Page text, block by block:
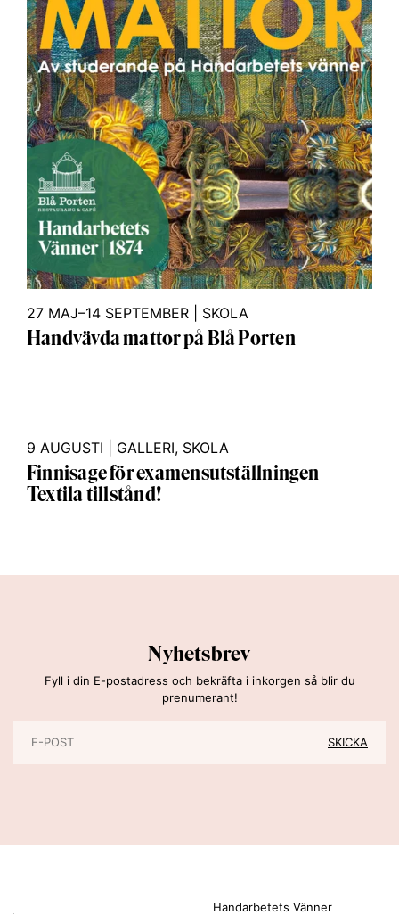
27 MAJ–14 SEPTEMBER SKOLA
Handvävda mattor på Blå Porten
9 AUGUSTI GALLERI, SKOLA
Finnisage för examensutställningen
Textila tillstånd!
Nyhetsbrev
Fyll i din E-postadress och bekräfta i inkorgen så blir du
prenumerant!
Handarbetets Vänner